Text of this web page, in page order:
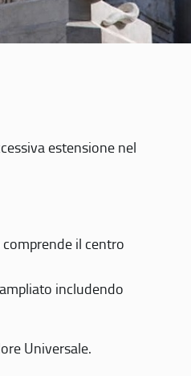
estensione nel
il centro
includendo
Universale.